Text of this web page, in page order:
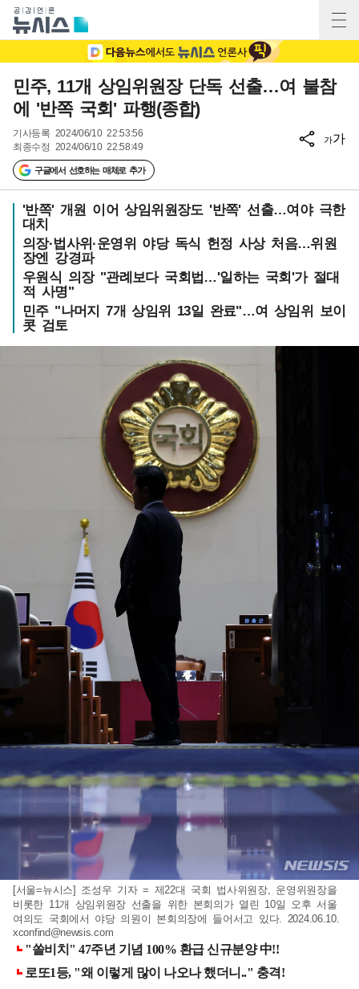
민주, 11개 상임위원장 단독 선출…여 불참
에 '반쪽 국회' 파행(종합)
기사등록 2024/06/10 22:53:56
최종수정 2024/06/10 22:58:49
구글에서 선호하는 매체로 추가
가가
'반쪽' 개원 이어 상임위원장도 '반쪽' 선출…여야 극한
대치
의장·법사위·운영위 야당 독식 헌정 사상 처음…위원
장엔 강경파
우원식 의장 "관례보다 국회법…'일하는 국회'가 절대
적 사명"
민주 "나머지 7개 상임위 13일 완료"…여 상임위 보이
콧 검토
[서울=뉴시스] 조성우 기자 = 제22대 국회 법사위원장, 운영위원장을
비롯한 11개 상임위원장 선출을 위한 본회의가 열린 10일 오후 서울
여의도 국회에서 야당 의원이 본회의장에 들어서고 있다. 2024.06.10.
xconfind@newsis.com